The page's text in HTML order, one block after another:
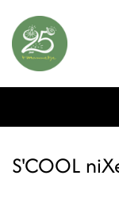
S'COOL